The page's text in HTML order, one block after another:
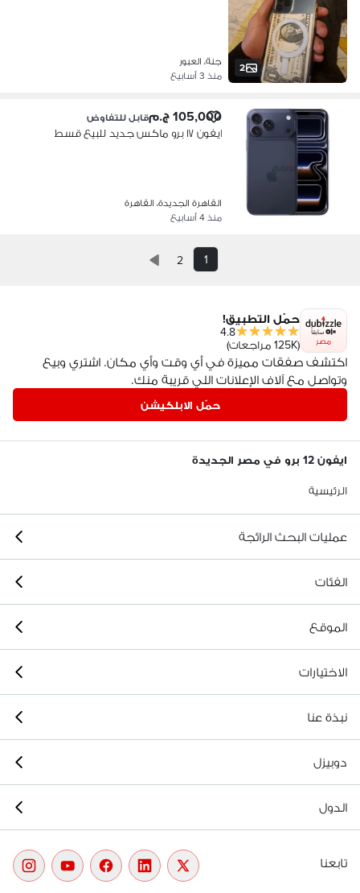
2
جنة، العبور
منذ 3 أسابيع
105,000 ج.م قابل للتفاوض
ايفون ١٧ برو ماكس جديد للبيع قسط
القاهرة الجديدة، القاهرة
منذ 4 أسابيع
1
2
مصر
حمّل التطبيق!
4.8
(125K مراجعات)
اكتشف صفقات مميزة في أي وقت وأي مكان. اشتري وبيع
وتواصل مع آلاف الإعلانات اللي قريبة منك.
حمّل الابلكيشن
ايفون 12 برو في مصر الجديدة
الرئيسية
عمليات البحث الرائجة
الفئات
الموقع
الاختيارات
نبذة عنا
دوبيزل
الدول
تابعنا